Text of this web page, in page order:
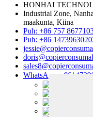
HONHAI
Industrial Zone,
maakunta, Kiina
Puh: +86 757
Puh: +86
WhatsApp：